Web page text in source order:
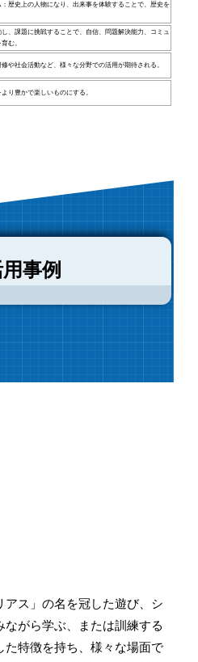
歴史上の人物になり、出来事を体験することで、歴史を
、課題に挑戦することで、自信、問題解決能力、コミュ
む。
や社会活動など、様々な分野での活用が期待される。
り豊かで楽しいものにする。
事例
ス」の名を冠した遊び、シ
ながら学ぶ、または訓練する
た特徴を持ち、様々な場面で